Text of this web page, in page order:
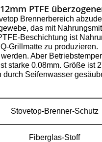
PTFE
Brennerbereich
das mit
Beschichtung ist
Grillmatte zu produzieren.
Aber
starke 0.08mm. Größe
Seifenwasser
Stovetop-Brenner-Schutz
Fiberglas-Stoff